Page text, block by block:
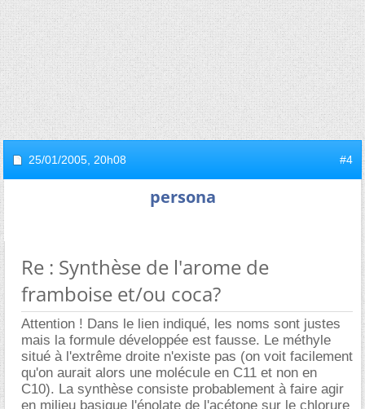
25/01/2005, 20h08 #4
persona
Re : Synthèse de l'arome de
framboise et/ou coca?
Attention ! Dans le lien indiqué, les noms sont justes
mais la formule développée est fausse. Le méthyle
situé à l'extrême droite n'existe pas (on voit facilement
qu'on aurait alors une molécule en C11 et non en
C10). La synthèse consiste probablement à faire agir
en milieu basique l'énolate de l'acétone sur le chlorure